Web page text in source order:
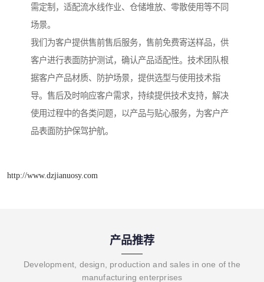
需定制，适配流水线作业、仓储堆放、零散使用等不同
场景。
我们为客户提供售前售后服务，售前免费寄送样品，供
客户进行表面防护测试，确认产品适配性。技术团队根
据客户产品材质、防护场景，提供选型与使用技术指
导。售后及时响应客户需求，持续提供技术支持，解决
使用过程中的各类问题，以产品与贴心服务，为客户产
品表面防护保驾护航。
http://www.dzjianuosy.com
产品推荐
Development, design, production and sales in one of the
manufacturing enterprises